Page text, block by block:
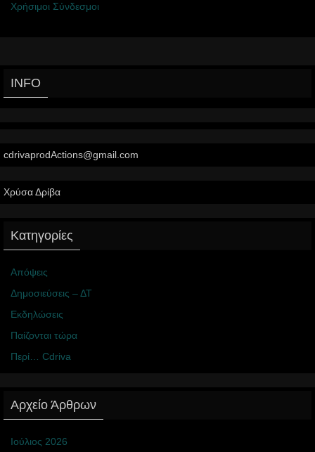
Χρήσιμοι Σύνδεσμοι
INFO
cdrivaprodActions@gmail.com
Χρύσα Δρίβα
Κατηγορίες
Απόψεις
Δημοσιεύσεις – ΔΤ
Εκδηλώσεις
Παίζονται τώρα
Περί… Cdriva
Αρχείο Άρθρων
Ιούλιος 2026